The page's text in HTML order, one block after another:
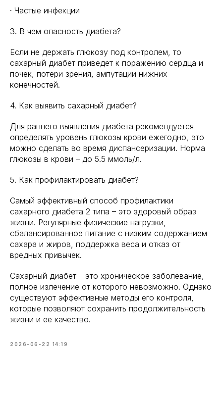
· Частые инфекции
3. В чем опасность диабета?
Если не держать глюкозу под контролем, то
сахарный диабет приведет к поражению сердца и
почек, потери зрения, ампутации нижних
конечностей.
4. Как выявить сахарный диабет?
Для раннего выявления диабета рекомендуется
определять уровень глюкозы крови ежегодно, это
можно сделать во время диспансеризации. Норма
глюкозы в крови – до 5.5 ммоль/л.
5. Как профилактировать диабет?
Самый эффективный способ профилактики
сахарного диабета 2 типа – это здоровый образ
жизни. Регулярные физические нагрузки,
сбалансированное питание с низким содержанием
сахара и жиров, поддержка веса и отказ от
вредных привычек.
Сахарный диабет – это хроническое заболевание,
полное излечение от которого невозможно. Однако
существуют эффективные методы его контроля,
которые позволяют сохранить продолжительность
жизни и ее качество.
2026-06-22 14:19